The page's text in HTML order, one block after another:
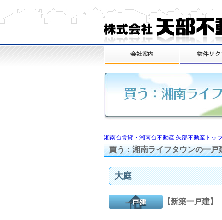
湘南台賃貸・湘南台不動産 矢部不動産トッ
買う：湘南ライフタウンの一戸
大庭
【新築一戸建】